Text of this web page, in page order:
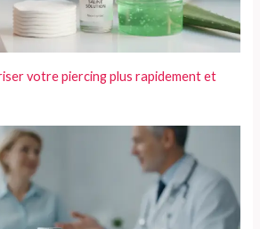
votre piercing plus rapidement et